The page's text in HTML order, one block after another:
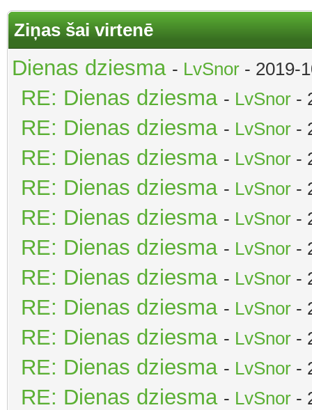
Ziņas šai virtenē
Dienas dziesma - LvSnor - 2019-
RE: Dienas dziesma - LvSnor -
RE: Dienas dziesma - LvSnor -
RE: Dienas dziesma - LvSnor -
RE: Dienas dziesma - LvSnor -
RE: Dienas dziesma - LvSnor -
RE: Dienas dziesma - LvSnor -
RE: Dienas dziesma - LvSnor -
RE: Dienas dziesma - LvSnor -
RE: Dienas dziesma - LvSnor -
RE: Dienas dziesma - LvSnor -
RE: Dienas dziesma - LvSnor -